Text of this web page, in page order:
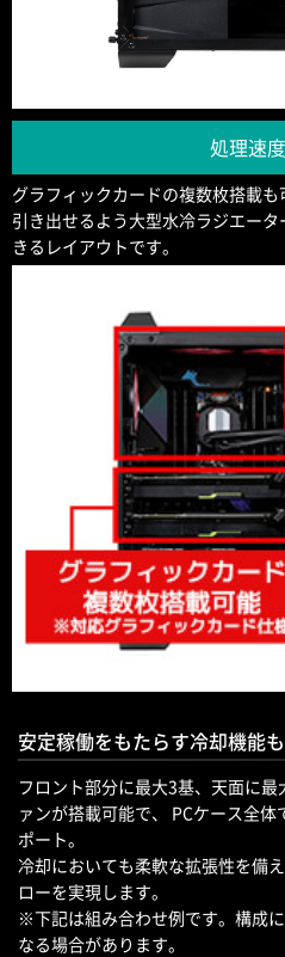
処理速
グラフィックカードの複数枚搭載
引き出せるよう大型水冷ラジエー
きるレイアウトです。
安定稼働をもたらす冷却機能
フロント部分に最大3基、天面に
ァンが搭載可能で、 PCケース全
ポート。
冷却においても柔軟な拡張性を備
ローを実現します。
※下記は組み合わせ例です。構成
なる場合があります。